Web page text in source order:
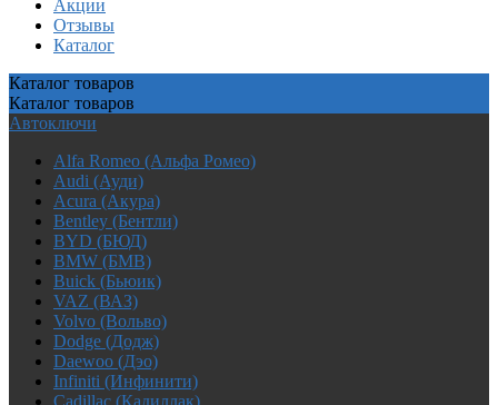
Акции
Отзывы
Каталог
Каталог товаров
Каталог товаров
Автоключи
Alfa Romeo (Альфа Ромео)
Audi (Ауди)
Acura (Акура)
Bentley (Бентли)
BYD (БЮД)
BMW (БМВ)
Buick (Бьюик)
VAZ (ВАЗ)
Volvo (Вольво)
Dodge (Додж)
Daewoo (Дэо)
Infiniti (Инфинити)